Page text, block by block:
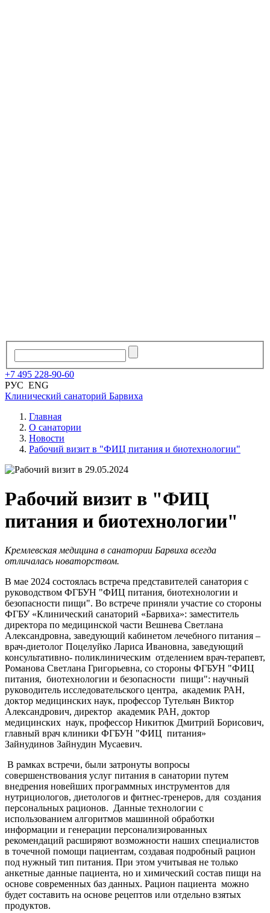
+7 495 228-90-60
РУС ENG
Клинический санаторий Барвиха
Главная
О санатории
Новости
Рабочий визит в "ФИЦ питания и биотехнологии"
29.05.2024
Рабочий визит в "ФИЦ
питания и биотехнологии"
Кремлевская медицина в санатории Барвиха всегда
отличалась новаторством.
В мае 2024 состоялась встреча представителей санатория с
руководством ФГБУН "ФИЦ питания, биотехнологии и
безопасности пищи". Во встрече приняли участие со стороны
ФГБУ «Клинический санаторий «Барвиха»: заместитель
директора по медицинской части Вешнева Светлана
Александровна, заведующий кабинетом лечебного питания –
врач-диетолог Поцелуйко Лариса Ивановна, заведующий
консультативно- поликлиническим отделением врач-терапевт,
Романова Светлана Григорьевна, со стороны ФГБУН "ФИЦ
питания, биотехнологии и безопасности пищи": научный
руководитель исследовательского центра, академик РАН,
доктор медицинских наук, профессор Тутельян Виктор
Александрович, директор академик РАН, доктор
медицинских наук, профессор Никитюк Дмитрий Борисович,
главный врач клиники ФГБУН "ФИЦ питания»
Зайнудинов Зайнудин Мусаевич.
В рамках встречи, были затронуты вопросы
совершенствования услуг питания в санатории путем
внедрения новейших программных инструментов для
нутрициологов, диетологов и фитнес-тренеров, для создания
персональных рационов. Данные технологии с
использованием алгоритмов машинной обработки
информации и генерации персонализированных
рекомендаций расширяют возможности наших специалистов
в точечной помощи пациентам, создавая подробный рацион
под нужный тип питания. При этом учитывая не только
анкетные данные пациента, но и химический состав пищи на
основе современных баз данных. Рацион пациента можно
будет составить на основе рецептов или отдельно взятых
продуктов.